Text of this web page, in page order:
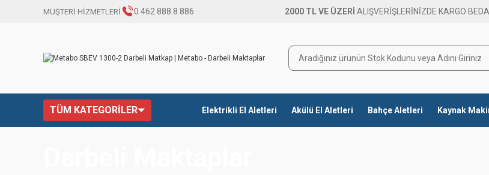
MÜŞTERİ HİZMETLERİ 0 462 888 8 886 2000 TL VE ÜZERİ ALIŞVERİŞLERİNİZDE KARGO
TÜM KATEGORİLER Elektrikli El Aletleri Akülü El Aletleri Bahçe Aletleri Kaynak